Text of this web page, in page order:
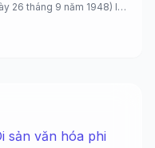
26 tháng 9 năm 1948) là
sản văn hóa phi